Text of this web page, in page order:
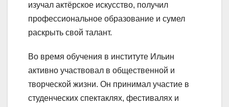
изучал актёрское искусство, получил
профессиональное образование и сумел
раскрыть свой талант.
Во время обучения в институте Ильин
активно участвовал в общественной и
творческой жизни. Он принимал участие в
студенческих спектаклях, фестивалях и